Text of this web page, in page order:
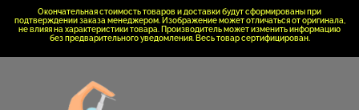
Окончательная стоимость товаров и доставки будут сформированы при
подтверждении заказа менеджером. Изображение может отличаться от оригинала,
не влияя на характеристики товара. Производитель может изменить информацию
без предварительного уведомления. Весь товар сертифицирован.